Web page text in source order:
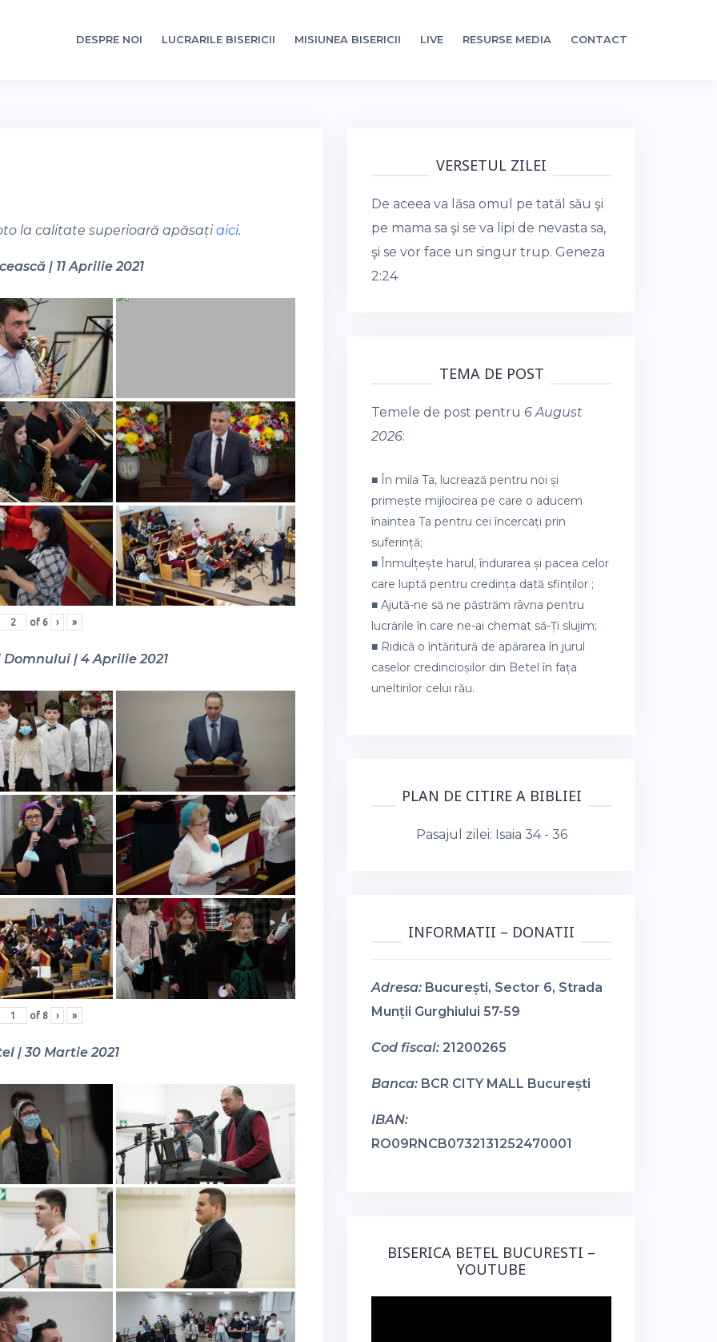
DESPRE NOI LUCRARILE BISERICII MISIUNEA BISERICII LIVE RESURSE MEDIA CONTACT
la calitate superioară apăsațiaici.
| 11 Aprilie 2021
of 6 › »
| 4 Aprilie 2021
of 8 › »
| 30 Martie 2021
VERSETUL ZILEI
De aceea va lăsa omul pe tatăl său şi
pe mama sa şi se va lipi de nevasta sa,
şi se vor face un singur trup. Geneza
2:24
TEMA DE POST
Temele de post pentru 6 August
2026:
■ În mila Ta, lucrează pentru noi și
primește mijlocirea pe care o aducem
înaintea Ta pentru cei încercați prin
suferință;
■ Înmulțește harul, îndurarea și pacea celor
care luptă pentru credința dată sfinților ;
■ Ajută-ne să ne păstrăm râvna pentru
lucrările în care ne-ai chemat să-Ți slujim;
■ Ridică o întăritură de apărarea în jurul
caselor credincioșilor din Betel în fața
uneltirilor celui rău.
PLAN DE CITIRE A BIBLIEI
Pasajul zilei: Isaia 34 - 36
INFORMATII – DONATII
Adresa: București, Sector 6, Strada
Munții Gurghiului 57-59
Cod fiscal: 21200265
Banca: BCR CITY MALL București
IBAN:
RO09RNCB0732131252470001
BISERICA BETEL BUCURESTI –
YOUTUBE